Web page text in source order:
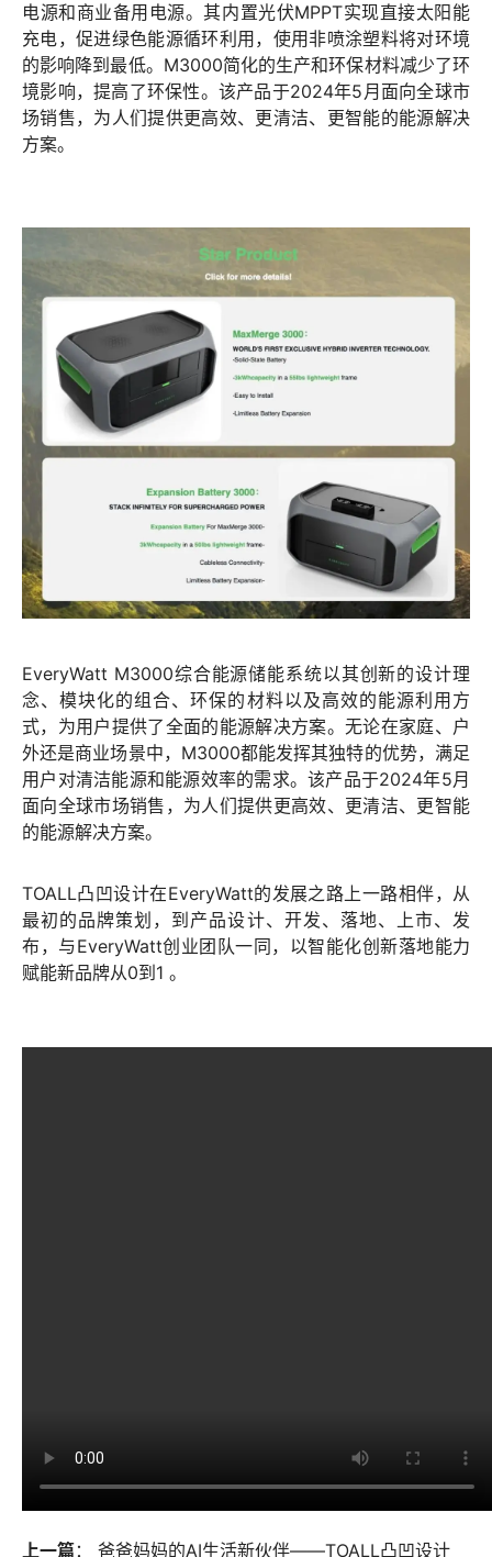
电源和商业备用电源。其内置光伏MPPT实现直接太阳能
充电，促进绿色能源循环利用，使用非喷涂塑料将对环境
的影响降到最低。M3000简化的生产和环保材料减少了环
境影响，提高了环保性。该产品于2024年5月面向全球市
场销售，为人们提供更高效、更清洁、更智能的能源解决
方案。
EveryWatt M3000综合能源储能系统以其创新的设计理
念、模块化的组合、环保的材料以及高效的能源利用方
式，为用户提供了全面的能源解决方案。无论在家庭、户
外还是商业场景中，M3000都能发挥其独特的优势，满足
用户对清洁能源和能源效率的需求。该产品于2024年5月
面向全球市场销售，为人们提供更高效、更清洁、更智能
的能源解决方案。
TOALL凸凹设计在EveryWatt的发展之路上一路相伴，从
最初的品牌策划，到产品设计、开发、落地、上市、发
布，与EveryWatt创业团队一同，以智能化创新落地能力
赋能新品牌从0到1 。
上一篇： 爸爸妈妈的AI生活新伙伴——TOALL凸凹设计